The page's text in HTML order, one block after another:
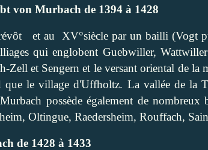
von Murbach de 1394 à 1428
et au XV°siècle par un bailli (Vogt
qui englobent Guebwiller,
Zell et Sengern et le versant oriental de la
le village d'Uffholtz. La vallée de la
possède également de nombreux
Oltingue, Raedersheim, Rouffach,
de 1428 à 1433